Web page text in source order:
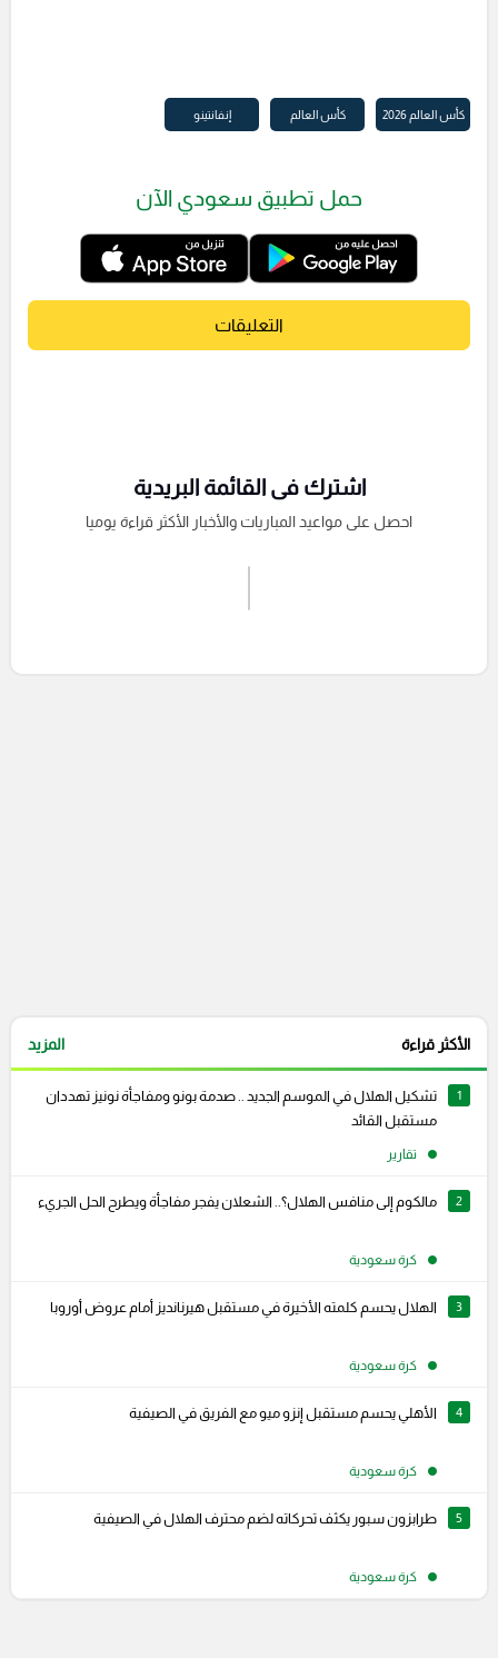
كأس العالم 2026 كأس العالم إنفانتينو
حمل تطبيق سعودي الآن
التعليقات
اشترك فى القائمة البريدية
احصل على مواعيد المباريات والأخبار الأكثر قراءة يوميا
الأكثر قراءة المزيد
1
تشكيل الهلال في الموسم الجديد .. صدمة بونو ومفاجأة نونيز تهددان
مستقبل القائد
تقارير
2 مالكوم إلى منافس الهلال؟.. الشعلان يفجر مفاجأة ويطرح الحل الجريء
كرة سعودية
3 الهلال يحسم كلمته الأخيرة في مستقبل هيرنانديز أمام عروض أوروبا
كرة سعودية
4 الأهلي يحسم مستقبل إنزو ميو مع الفريق في الصيفية
كرة سعودية
5 طرابزون سبور يكثف تحركاته لضم محترف الهلال في الصيفية
كرة سعودية